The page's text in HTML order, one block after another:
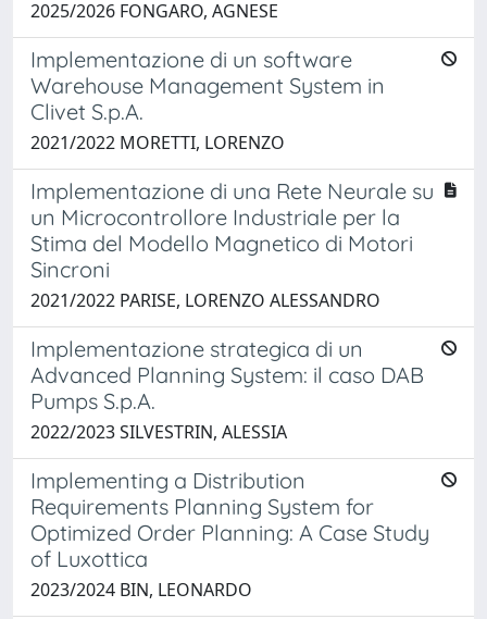
2025/2026 FONGARO, AGNESE
Implementazione di un software
Warehouse Management System in
Clivet S.p.A.
2021/2022 MORETTI, LORENZO
Implementazione di una Rete Neurale su
un Microcontrollore Industriale per la
Stima del Modello Magnetico di Motori
Sincroni
2021/2022 PARISE, LORENZO ALESSANDRO
Implementazione strategica di un
Advanced Planning System: il caso DAB
Pumps S.p.A.
2022/2023 SILVESTRIN, ALESSIA
Implementing a Distribution
Requirements Planning System for
Optimized Order Planning: A Case Study
of Luxottica
2023/2024 BIN, LEONARDO